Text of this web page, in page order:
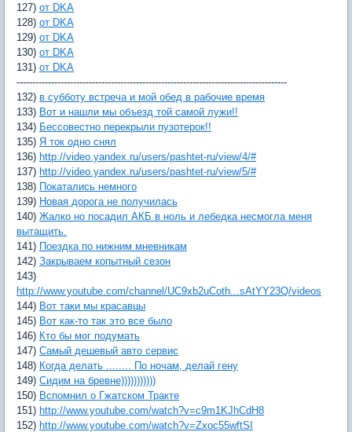
127) от DKA
128) от DKA
129) от DKA
130) от DKA
131) от DKA
--------------------------------------------------------------------------------------
132) в субботу встреча и мой обед в рабочие время
133) Вот и нашли мы объезд той самой лужи!!
134) Бессовестно перекрыли пузотерок!!
135) Я ток одно снял
136) http://video.yandex.ru/users/pashtet-ru/view/4/#
137) http://video.yandex.ru/users/pashtet-ru/view/5/#
138) Покатались немного
139) Новая дорога не получилась
140) Жалко но посадил АКБ в ноль и лебедка несмогла меня
вытащить.
141) Поездка по нижним мневникам
142) Закрываем копытный сезон
143)
http://www.youtube.com/channel/UC9xb2uCoth...sAtYY23Q/videos
144) Вот таки мы красавцы
145) Вот как-то так это все было
146) Кто бы мог подумать
147) Самый дешевый авто сервис
148) Когда делать ........ По ночам, делай гену
149) Сидим на бревне)))))))))))
150) Вспомнил о Гжатском Тракте
151) http://www.youtube.com/watch?v=c9m1KJhCdH8
152) http://www.youtube.com/watch?v=Zxoc55wftSI